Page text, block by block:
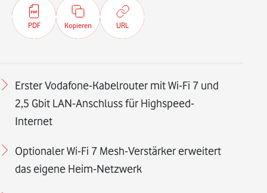
PDF Kopieren URL
Erster Vodafone-Kabelrouter mit Wi-Fi 7 und
2,5 Gbit LAN-Anschluss für Highspeed-
Internet
Optionaler Wi-Fi 7 Mesh-Verstärker erweitert
das eigene Heim-Netzwerk